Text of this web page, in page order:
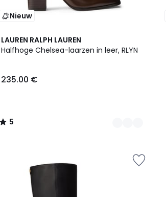
Nieuw
LAUREN RALPH LAUREN
Halfhoge Chelsea-laarzen in leer, RLYN
235.00 €
5
/
2
Kleuren
5
/